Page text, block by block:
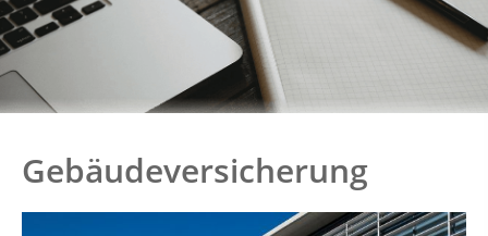
Gebäudeversicherung